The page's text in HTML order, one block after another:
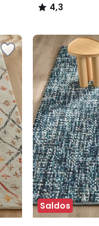
4,3
/
Saldos